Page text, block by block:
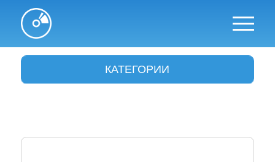
КАТЕГОРИИ